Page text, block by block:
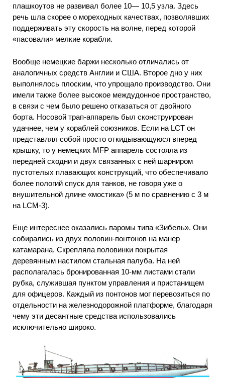
плашкоутов не развивал более 10— 10,5 узла. Здесь
речь шла скорее о мореходных качествах, позволявших
поддерживать эту скорость на волне, перед которой
«пасовали» мелкие корабли.
Вообще немецкие баржи несколько отличались от
аналогичных средств Англии и США. Второе дно у них
выполнялось плоским, что упрощало производство. Они
имели также более высокое междудонное пространство,
в связи с чем было решено отказаться от двойного
борта. Носовой трап-аппарель был сконструирован
удачнее, чем у кораблей союзников. Если на LCT он
представлял собой просто откидывающуюся вперед
крышку, то у немецких MFP аппарель состояла из
передней сходни и двух связанных с ней шарниром
пустотелых плавающих конструкций, что обеспечивало
более пологий спуск для танков, не говоря уже о
внушительной длине «мостика» (5 м по сравнению с 3 м
на LCM-3).
Еще интереснее оказались паромы типа «Зибель». Они
собирались из двух половин-понтонов на манер
катамарана. Скрепляла половинки покрытая
деревянным настилом стальная палуба. На ней
располагалась бронированная 10-мм листами стали
рубка, служившая пунктом управления и пристанищем
для офицеров. Каждый из понтонов мог перевозиться по
отдельности на железнодорожной платформе, благодаря
чему эти десантные средства использовались
исключительно широко.